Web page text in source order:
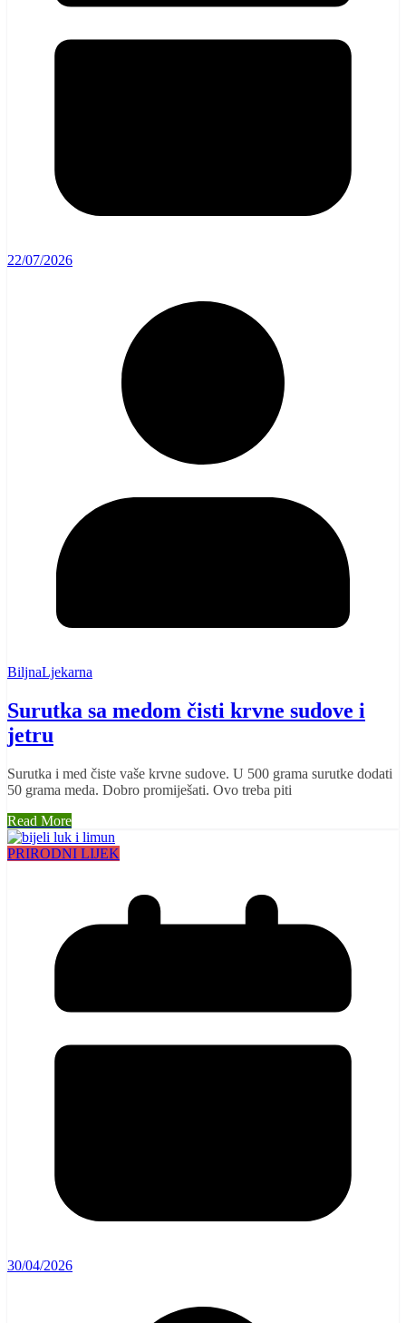
22/07/2026
BiljnaLjekarna
Surutka sa medom čisti krvne sudove i
jetru
Surutka i med čiste vaše krvne sudove. U 500 grama surutke dodati
50 grama meda. Dobro promiješati. Ovo treba piti
Read More
PRIRODNI LIJEK
30/04/2026